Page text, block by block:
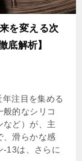
を変える次
底解析】
注目を集める
的なシリコ
など）が、主
、滑らかな感
-13は、さらに